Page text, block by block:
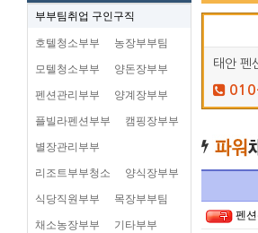
부부팀취업 구인구직
호텔청소부부 농장부부팀
모텔청소부부 양돈장부부
펜션관리부부 양계장부부
플빌라펜션부부 캠핑장부부
별장관리부부
리조트부부청소 양식장부부
식당직원부부 목장부부팀
채소농장부부 기타부부
태안 펜
펜